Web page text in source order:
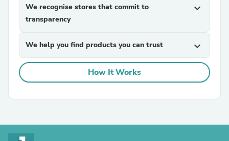
We recognise stores that commit to
transparency
expand_more
We help you find products you can trust expand_more
How It Works